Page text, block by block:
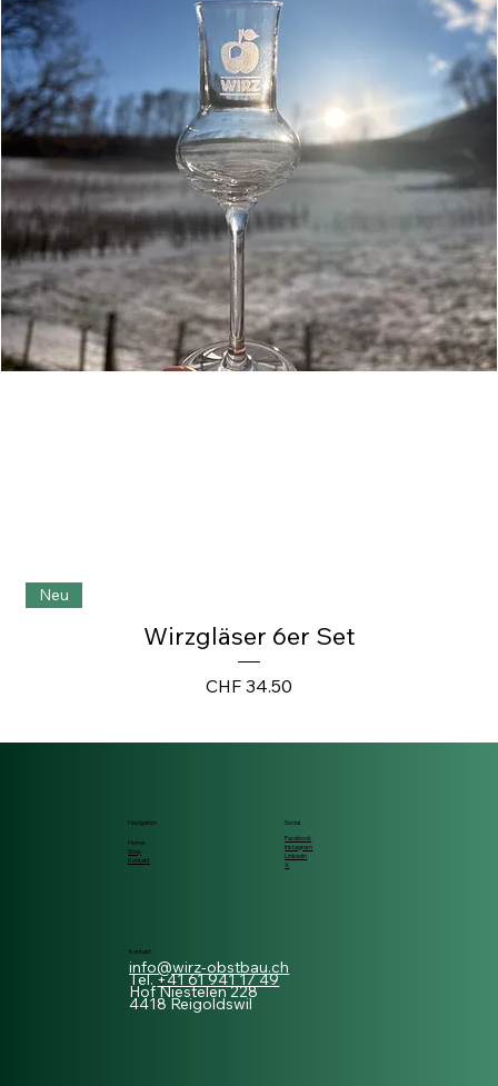
Neu
Wirzgläser 6er Set
Preis
CHF 34.50
Kontakt
info@wirz-obstbau.ch
Tel.+41 61 941 17 49
Hof Niestelen 228
4418 Reigoldswil
Social
Facebook
Instagram
Linkedin
X
Navigation
Home
Shop
Kontakt